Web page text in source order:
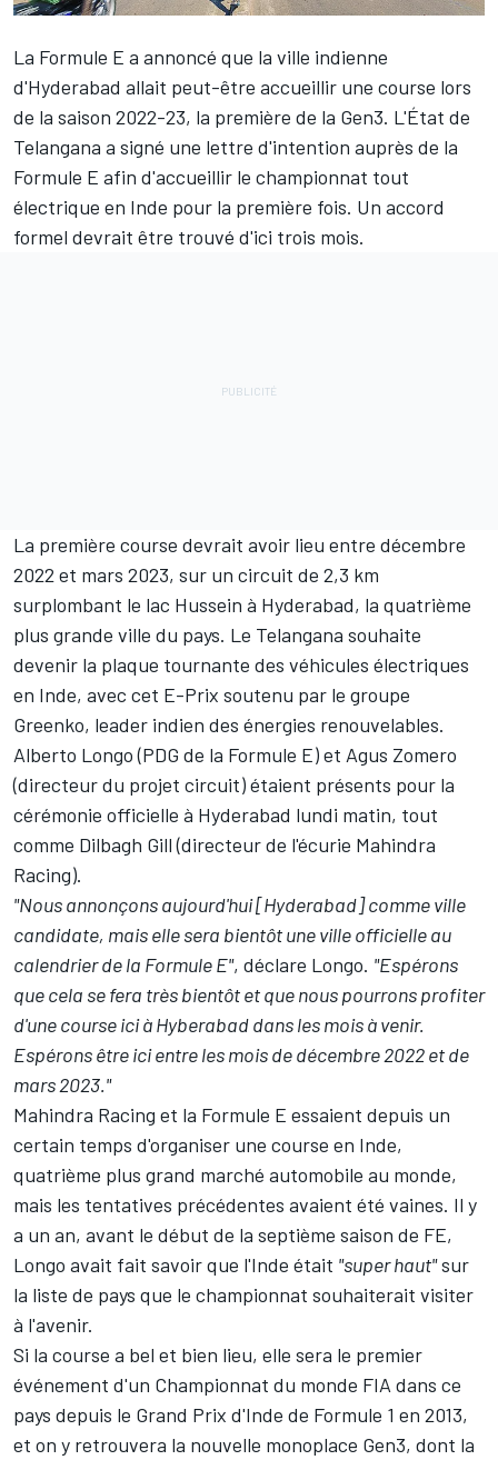
La Formule E a annoncé que la ville indienne
d'Hyderabad allait peut-être accueillir une course lors
de la saison 2022-23, la première de la Gen3. L'État de
Telangana a signé une lettre d'intention auprès de la
Formule E afin d'accueillir le championnat tout
électrique en Inde pour la première fois. Un accord
formel devrait être trouvé d'ici trois mois.
La première course devrait avoir lieu entre décembre
2022 et mars 2023, sur un circuit de 2,3 km
surplombant le lac Hussein à Hyderabad, la quatrième
plus grande ville du pays. Le Telangana souhaite
devenir la plaque tournante des véhicules électriques
en Inde, avec cet E-Prix soutenu par le groupe
Greenko, leader indien des énergies renouvelables.
Alberto Longo (PDG de la Formule E) et Agus Zomero
(directeur du projet circuit) étaient présents pour la
cérémonie officielle à Hyderabad lundi matin, tout
comme Dilbagh Gill (directeur de l'écurie Mahindra
Racing).
"Nous annonçons aujourd'hui [Hyderabad] comme ville
candidate, mais elle sera bientôt une ville officielle au
calendrier de la Formule E", déclare Longo. "Espérons
que cela se fera très bientôt et que nous pourrons profiter
d'une course ici à Hyberabad dans les mois à venir.
Espérons être ici entre les mois de décembre 2022 et de
mars 2023."
Mahindra Racing et la Formule E essaient depuis un
certain temps d'organiser une course en Inde,
quatrième plus grand marché automobile au monde,
mais les tentatives précédentes avaient été vaines. Il y
a un an, avant le début de la septième saison de FE,
Longo avait fait savoir que l'Inde était "super haut"sur
la liste de pays que le championnat souhaiterait visiter
à l'avenir.
Si la course a bel et bien lieu, elle sera le premier
événement d'un Championnat du monde FIA dans ce
pays depuis le Grand Prix d'Inde de Formule 1 en 2013,
et on y retrouvera la nouvelle monoplace Gen3, dont la